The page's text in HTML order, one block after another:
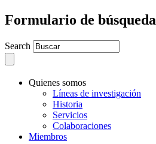
Formulario de búsqueda
Search
Quienes somos
Líneas de investigación
Historia
Servicios
Colaboraciones
Miembros